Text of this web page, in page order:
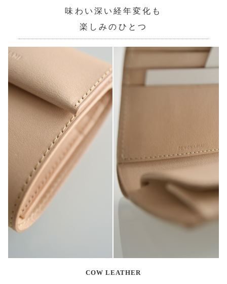
味わい深い経年変化も
楽しみのひとつ
COW LEATHER